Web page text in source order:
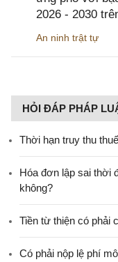
2026 - 2030
An ninh trật tự
HỎI ĐÁP PHÁP
Thời hạn truy thu
Hóa đơn lập sai thời
không?
Tiền từ thiện có phải
Có phải nộp lệ phí